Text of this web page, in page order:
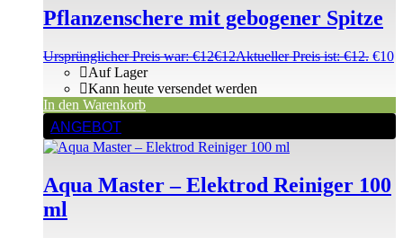
Pflanzenschere mit gebogener Spitze
Ursprünglicher Preis war: €12€12Aktueller Preis ist: €12. €10
Auf Lager
Kann heute versendet werden
In den Warenkorb
ANGEBOT
Aqua Master – Elektrod Reiniger 100
ml